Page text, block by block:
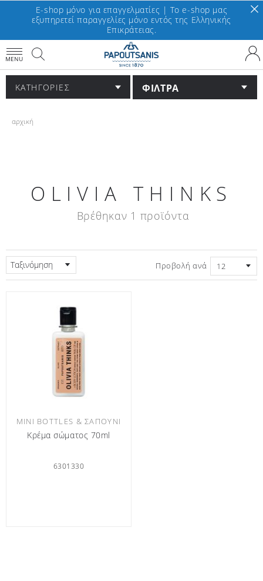
E-shop μόνο για επαγγελματίες | To e-shop μας
εξυπηρετεί παραγγελίες μόνο εντός της Ελληνικής
Επικράτειας.
MENU
ΚΑΤΗΓΟΡΙΕΣ ΦΙΛΤΡΑ
αρχική
OLIVIA THINKS
Βρέθηκαν 1 προϊόντα
Ταξινόμηση Προβολή ανά
MINI BOTTLES & ΣΑΠΟΎΝΙ
Κρέμα σώματος 70ml
6301330